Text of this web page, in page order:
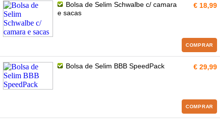
Bolsa de Selim Schwalbe c/ camara
e sacas
€ 18,99
COMPRAR
Bolsa de Selim BBB SpeedPack € 29,99
COMPRAR